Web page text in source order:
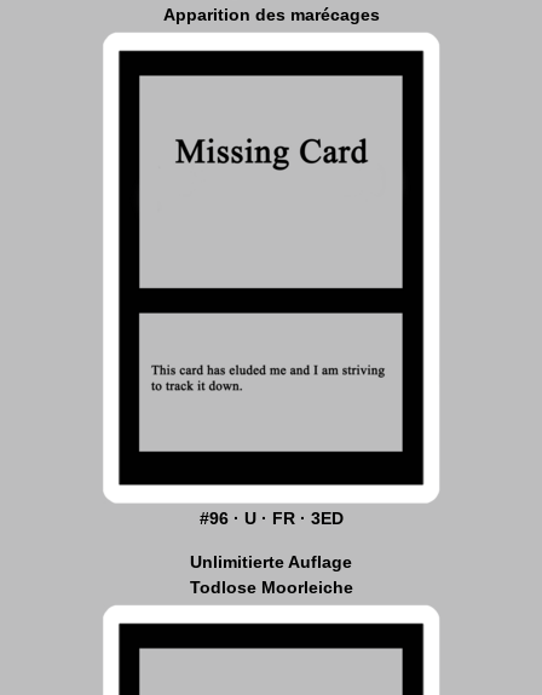
Apparition des marécages
#96 · U · FR · 3ED
Unlimitierte Auflage
Todlose Moorleiche